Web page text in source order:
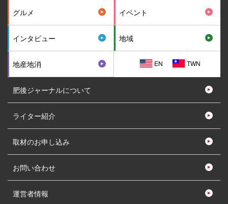
グルメ イベント
インタビュー 地域
地産地消 EN TWN
肥後ジャーナルについて
ライター紹介
取材のお申し込み
お問い合わせ
運営者情報